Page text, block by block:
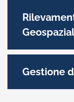
Gestione